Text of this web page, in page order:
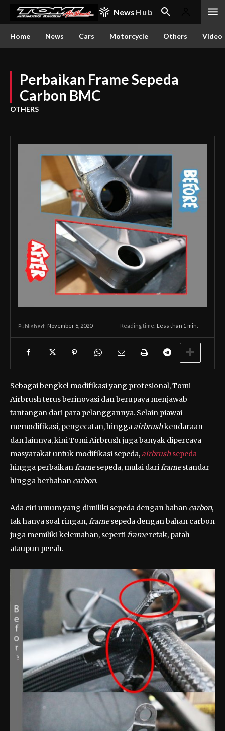
News Hub
Home News Cars Motorcycle Others Video
Perbaikan Frame Sepeda
Carbon BMC
OTHERS
Published: November 6, 2020 Reading time: Less than 1 min.
Sebagai bengkel modifikasi yang profesional, Tomi
Airbrush terus berinovasi dan berupaya menjawab
tantangan dari para pelanggannya. Selain piawai
memodifikasi, pengecatan, hingga airbrushkendaraan
dan lainnya, kini Tomi Airbrush juga banyak dipercaya
masyarakat untuk modifikasi sepeda,airbrushsepeda
hingga perbaikan framesepeda, mulai dari framestandar
hingga berbahan carbon.
Ada ciri umum yang dimiliki sepeda dengan bahan carbon,
tak hanya soal ringan, framesepeda dengan bahan carbon
juga memiliki kelemahan, seperti frameretak, patah
ataupun pecah.